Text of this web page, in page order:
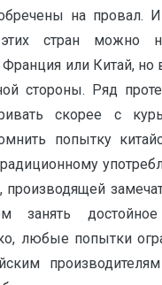
на провал.
стран можно
или Китай,
стороны. Ряд
скорее с
попытку
производящей
любые попытки